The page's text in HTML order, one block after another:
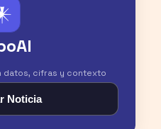
datos, cifras y contexto
Noticia